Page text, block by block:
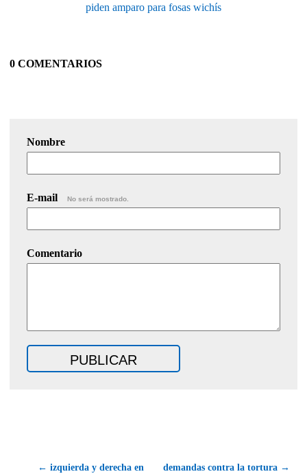
piden amparo para fosas wichís
0 COMENTARIOS
Nombre
E-mail No será mostrado.
Comentario
← izquierda y derecha en demandas contra la tortura →